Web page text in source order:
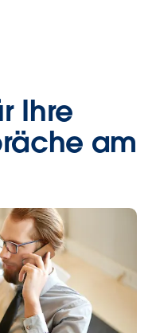
Ihre
am